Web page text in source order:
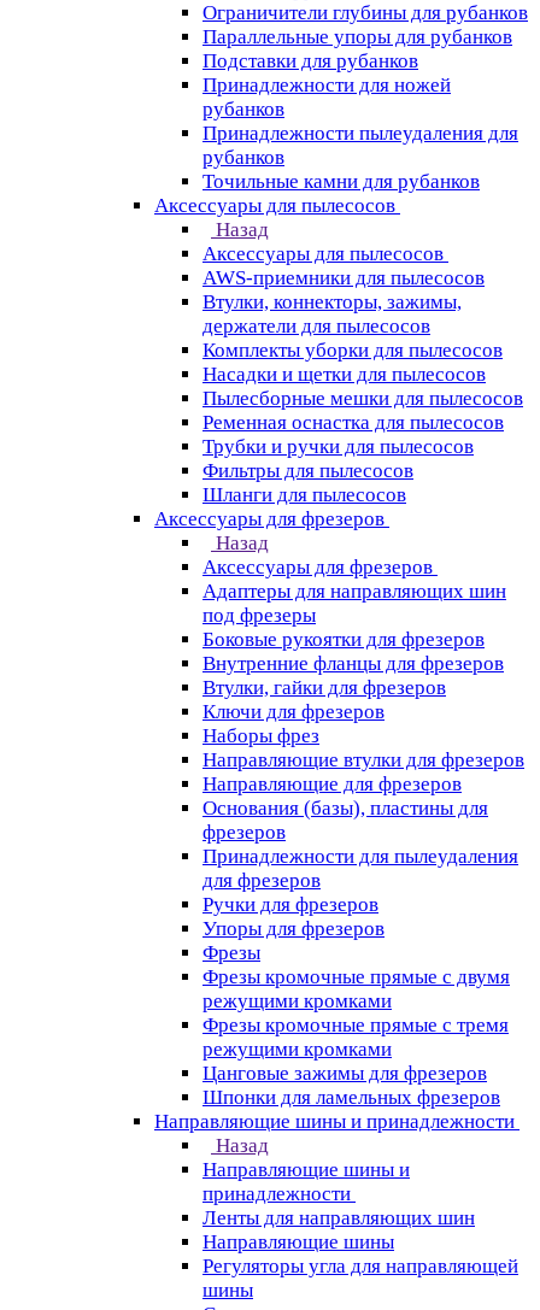
Ограничители глубины для рубанков
Параллельные упоры для рубанков
Подставки для рубанков
Принадлежности для ножей
рубанков
Принадлежности пылеудаления для
рубанков
Точильные камни для рубанков
Аксессуары для пылесосов
Назад
Аксессуары для пылесосов
AWS-приемники для пылесосов
Втулки, коннекторы, зажимы,
держатели для пылесосов
Комплекты уборки для пылесосов
Насадки и щетки для пылесосов
Пылесборные мешки для пылесосов
Ременная оснастка для пылесосов
Трубки и ручки для пылесосов
Фильтры для пылесосов
Шланги для пылесосов
Аксессуары для фрезеров
Назад
Аксессуары для фрезеров
Адаптеры для направляющих шин
под фрезеры
Боковые рукоятки для фрезеров
Внутренние фланцы для фрезеров
Втулки, гайки для фрезеров
Ключи для фрезеров
Наборы фрез
Направляющие втулки для фрезеров
Направляющие для фрезеров
Основания (базы), пластины для
фрезеров
Принадлежности для пылеудаления
для фрезеров
Ручки для фрезеров
Упоры для фрезеров
Фрезы
Фрезы кромочные прямые с двумя
режущими кромками
Фрезы кромочные прямые с тремя
режущими кромками
Цанговые зажимы для фрезеров
Шпонки для ламельных фрезеров
Направляющие шины и принадлежности
Назад
Направляющие шины и
принадлежности
Ленты для направляющих шин
Направляющие шины
Регуляторы угла для направляющей
шины